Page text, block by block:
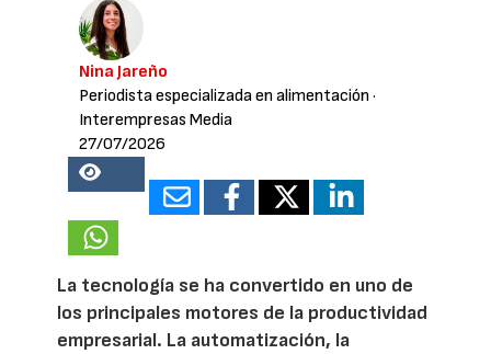
Nina Jareño
Periodista especializada en alimentación ·
Interempresas Media
27/07/2026
14078
La tecnología se ha convertido en uno de
los principales motores de la productividad
empresarial. La automatización, la